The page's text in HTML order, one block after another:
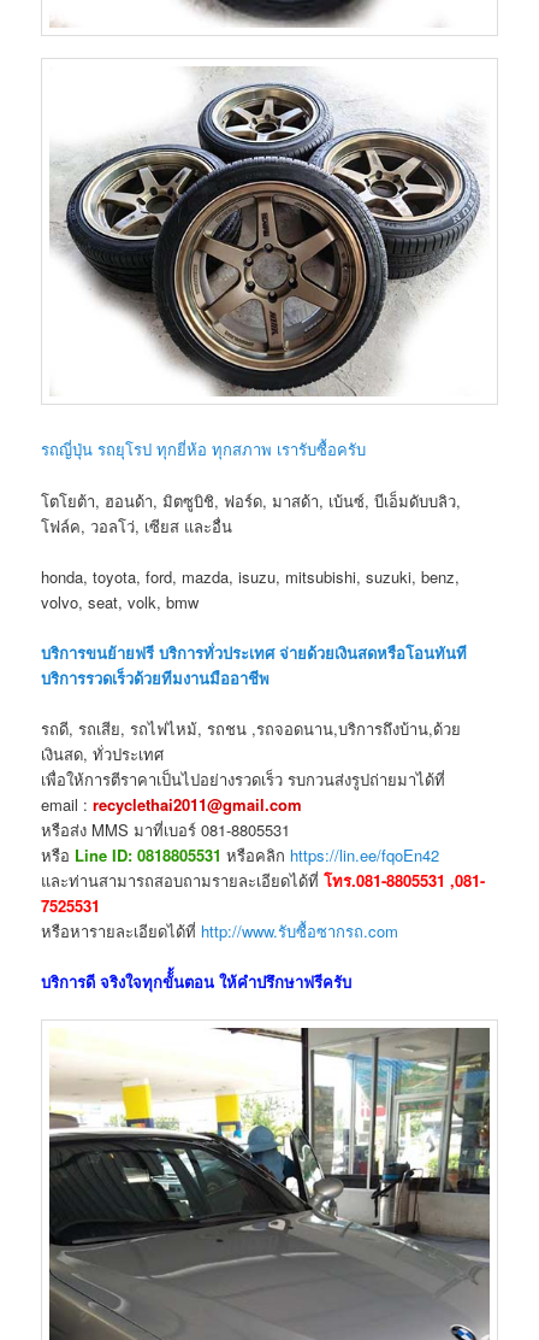
รถญี่ปุ่น รถยุโรป ทุกยี่ห้อ ทุกสภาพ เรารับซื้อครับ
โตโยต้า, ฮอนด้า, มิตซูบิชิ, ฟอร์ด, มาสด้า, เบ้นซ์, บีเอ็มดับบลิว,
โฟล์ค, วอลโว่, เซียส และอื่น
honda, toyota, ford, mazda, isuzu, mitsubishi, suzuki, benz,
volvo, seat, volk, bmw
บริการขนย้ายฟรี บริการทั่วประเทศ จ่ายด้วยเงินสดหรือโอนทันที
บริการรวดเร็วด้วยทีมงานมืออาชีพ
รถดี, รถเสีย, รถไฟไหม้, รถชน ,รถจอดนาน,บริการถึงบ้าน,ด้วย
เงินสด, ทั่วประเทศ
เพื่อให้การตีราคาเป็นไปอย่างรวดเร็ว รบกวนส่งรูปถ่ายมาได้ที่
email : recyclethai2011@gmail.com
หรือส่ง MMS มาที่เบอร์ 081-8805531
หรือ Line ID: 0818805531หรือคลิก https://lin.ee/fqoEn42
และท่านสามารถสอบถามรายละเอียดได้ที่โทร.081-8805531 ,081-
7525531
หรือหารายละเอียดได้ที่ http://www.รับซื้อซากรถ.com
บริการดี จริงใจทุกขัั้นตอน ให้คำปรึกษาฟรีครับ